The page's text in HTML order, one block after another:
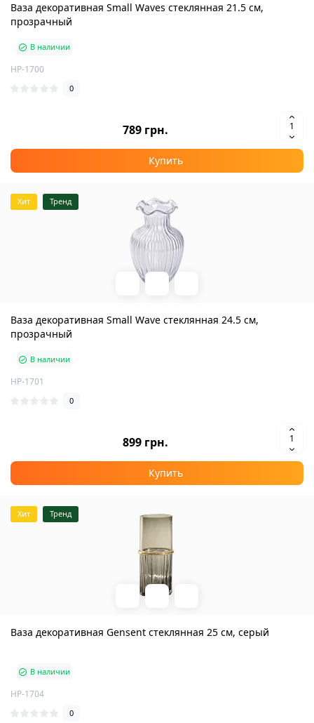
Ваза декоративная Small Waves стеклянная 21.5 см,
прозрачный
В наличии
HP-1700
0
789 грн.
Купить
Хит Тренд
Ваза декоративная Small Wave стеклянная 24.5 см,
прозрачный
В наличии
HP-1701
0
899 грн.
Купить
Хит Тренд
Ваза декоративная Gensent стеклянная 25 см, серый
В наличии
HP-1704
0